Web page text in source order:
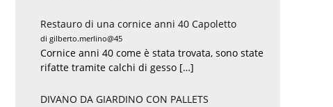
Restauro di una cornice anni 40 Capoletto
di gilberto.merlino@45
Cornice anni 40 come è stata trovata, sono state
rifatte tramite calchi di gesso […]
DIVANO DA GIARDINO CON PALLETS